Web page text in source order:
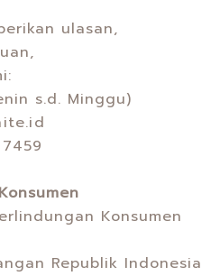
ulasan,
s.d. Minggu)
Konsumen
Republik Indonesia